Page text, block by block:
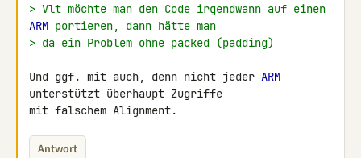
ARM portieren, dann hätte man
> da ein Problem ohne packed (padding)
Und ggf. mit auch, denn nicht jeder ARM
unterstützt überhaupt Zugriffe
mit falschem Alignment.
Antwort